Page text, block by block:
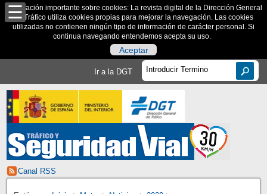
Información importante sobre cookies: La revista digital de la Dirección General
de Tráfico utiliza cookies propias para mejorar la navegación. Las cookies
utilizadas no contienen ningún tipo de información de carácter personal. Si
continua navegando entendemos acepta su uso.
Aceptar
Ir a la DGT
Canal RSS